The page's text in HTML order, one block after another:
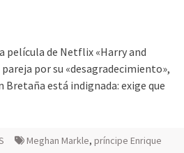
de Netflix «Harry and
por su «desagradecimiento»,
Bretaña está indignada: exige que
Meghan Markle, príncipe Enrique